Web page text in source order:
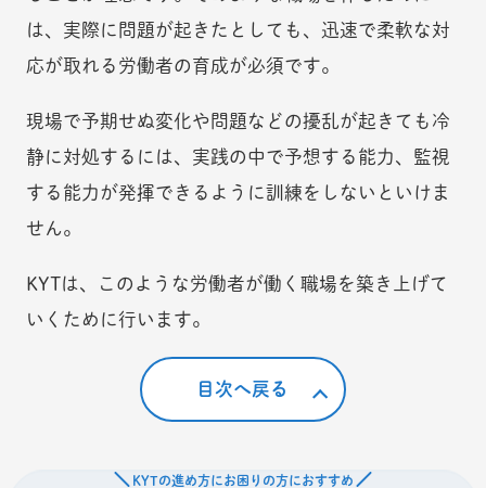
は、実際に問題が起きたとしても、迅速で柔軟な対
応が取れる労働者の育成が必須です。
現場で予期せぬ変化や問題などの擾乱が起きても冷
静に対処するには、実践の中で予想する能力、監視
する能力が発揮できるように訓練をしないといけま
せん。
KYTは、このような労働者が働く職場を築き上げて
いくために行います。
目次へ戻る
KYTの進め方にお困りの方におすすめ